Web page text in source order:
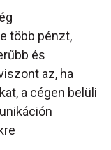
több pénzt,
és
az, ha
a cégen belüli